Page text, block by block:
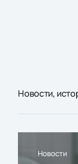
Новости,
Новости